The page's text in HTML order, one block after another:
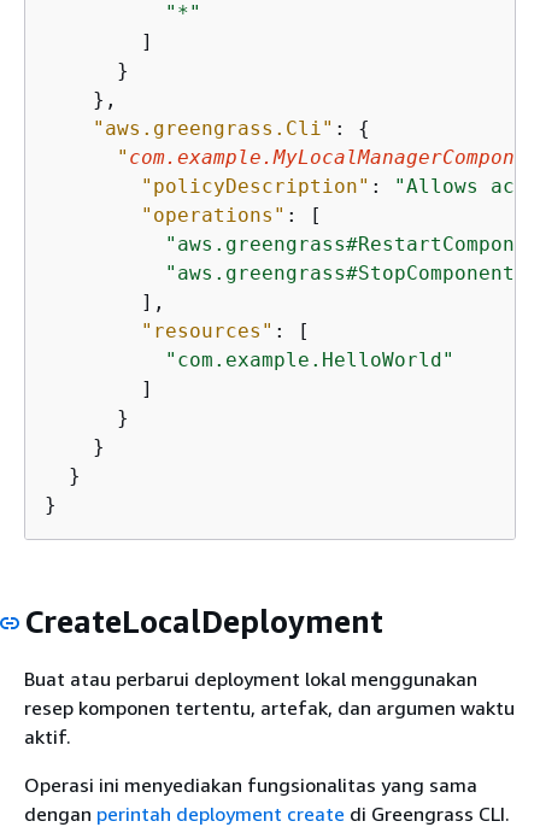
"*"
        ]
      }
    },
"aws.greengrass.Cli" : {
"
"policyDescription" :
"Allows
"operations" : [
"aws.greengrass#StopComponent"
        ],
"resources" : [
"com.example.HelloWorld"
        ]
      }
    }
  }
}
CreateLocalDeployment
Buat atau perbarui deployment lokal menggunakan
resep komponen tertentu, artefak, dan argumen waktu
aktif.
Operasi ini menyediakan fungsionalitas yang sama
dengan perintah deployment create di Greengrass CLI.